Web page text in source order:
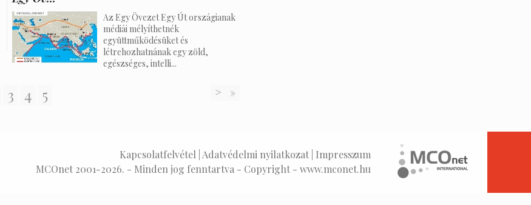
Az Egy Övezet Egy Út országianak
médiái mélyíthetnék
együttműködésüket és
létrehozhatnának egy zöld,
egészséges, intelli...
3 4 5 > »
Kapcsolatfelvétel Adatvédelmi nyilatkozat Impresszum
MCOnet 2001-2026. - Minden jog fenntartva - Copyright - www.mconet.hu